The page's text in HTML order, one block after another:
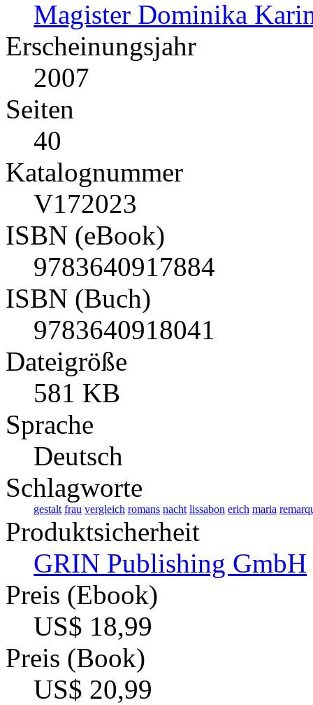
Magister Dominika
Erscheinungsjahr
2007
Seiten
40
Katalognummer
V172023
ISBN (eBook)
9783640917884
ISBN (Buch)
9783640918041
Dateigröße
581 KB
Sprache
Deutsch
Schlagworte
gestalt frau vergleich romans nacht lissabon erich maria
Produktsicherheit
GRIN Publishing GmbH
Preis (Ebook)
US$ 18,99
Preis (Book)
US$ 20,99